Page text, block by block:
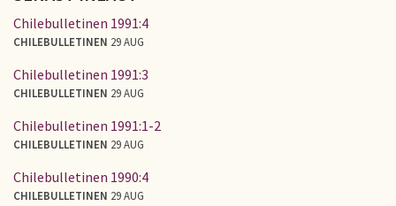
Chilebulletinen 1991:4
CHILEBULLETINEN 29 AUG
Chilebulletinen 1991:3
CHILEBULLETINEN 29 AUG
Chilebulletinen 1991:1-2
CHILEBULLETINEN 29 AUG
Chilebulletinen 1990:4
CHILEBULLETINEN 29 AUG